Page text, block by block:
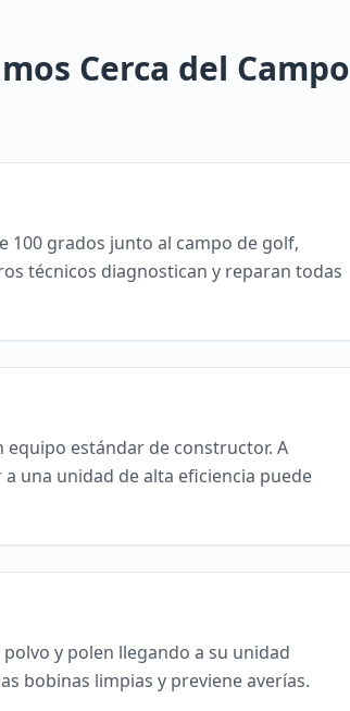
Cerca del Campo
100 grados junto al campo de golf,
técnicos diagnostican y reparan todas
estándar de constructor. A
una unidad de alta eficiencia puede
y polen llegando a su unidad
bobinas limpias y previene averías.